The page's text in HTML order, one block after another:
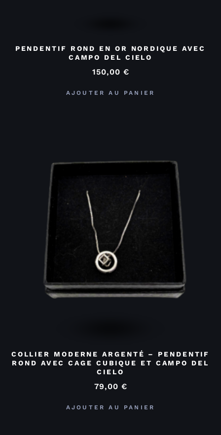
PENDENTIF ROND EN OR NORDIQUE AVEC
CAMPO DEL CIELO
150,00 €
AJOUTER AU PANIER
COLLIER MODERNE ARGENTÉ – PENDENTIF
ROND AVEC CAGE CUBIQUE ET CAMPO DEL
CIELO
79,00 €
AJOUTER AU PANIER